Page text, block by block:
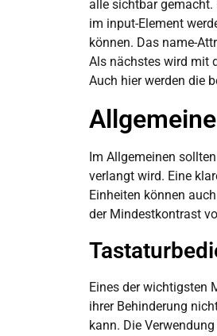
alle sichtbar gemacht.
im input-Element
können. Das name-
Als nächstes wird mit
Auch hier werden die
Im Allgemeinen
verlangt wird. Eine
Einheiten können
der Mindestkontrast
Eines der wichtigsten
ihrer Behinderung
kann. Die